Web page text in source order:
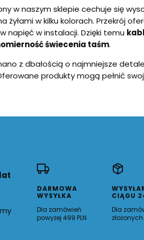
w naszym sklepie cechuje się
żyłami w kilku kolorach. Przekrój
napięć w instalacji. Dzięki temu
świecenia taśm.
z dbałością o najmniejsze
produkty mogą pełnić
DARMOWA
WYSYŁKA
Dla zamówień
powyżej 499 PLN
CIĄGU
Dla